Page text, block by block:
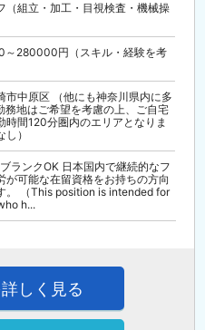
（組立・加工・目視検査・機械操
～280000円（スキル・経験を考
市中原区 （他にも神奈川県内に多
務地はご希望を考慮の上、ご自宅
時間120分圏内のエリアとなりま
）
ランクOK 日本国内で継続的なフ
が可能な在留資格をお持ちの方向
。 （This position is intended for
h...
しく見る